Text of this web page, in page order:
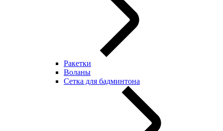
Ракетки
Воланы
Сетка для бадминтона